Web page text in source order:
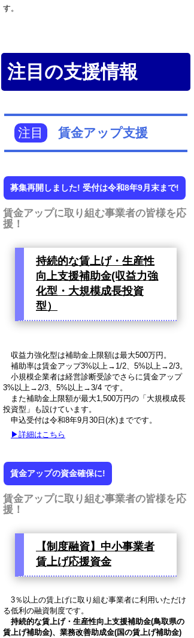
す。
注目の支援情報
注目 賃金アップ支援
募集再開しました! 受付は令和8年9月末まで!
賃金アップに取り組む事業者の皆様を応
援！
持続的な賃上げ・生産性
向上支援補助金(収益力強
化型・大規模成長投資
型）
収益力強化型は補助金上限額は最大500万円。
補助率は賃金アップ3%以上→1/2、5%以上→2/3。
小規模企業者は経営診断受診でさらに賃金アップ
3%以上→2/3、5%以上→3/4 です。
また補助金上限額が最大1,500万円の「大規模成長
投資型」も設けています。
申込受付は令和8年9月30日(水)までです。
▶詳細はこちら
賃金アップの資金確保に!
賃金アップに取り組む事業者の皆様を応
援！
【制度融資】中小事業者
賃上げ応援資金
3％以上の賃上げに取り組む事業者に利用いただけ
る低利の融資制度です。
持続的な賃上げ・生産性向上支援補助金(鳥取県の
賃上げ補助金)、業務改善助成金(国の賃上げ補助金)